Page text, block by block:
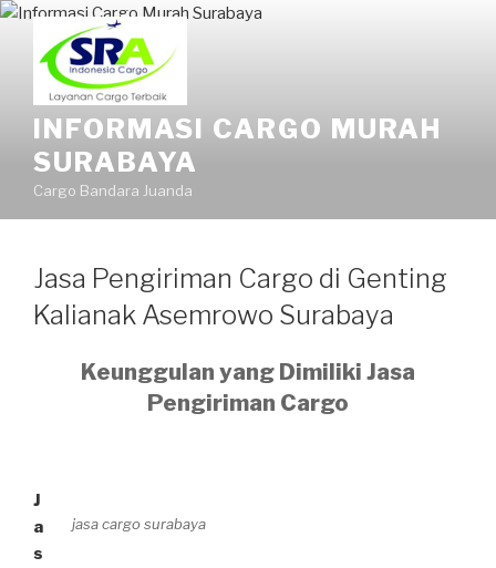
INFORMASI CARGO MURAH
SURABAYA
Cargo Bandara Juanda
Jasa Pengiriman Cargo di Genting
Kalianak Asemrowo Surabaya
Keunggulan yang Dimiliki Jasa
Pengiriman Cargo
jasa cargo surabaya
J
a
s